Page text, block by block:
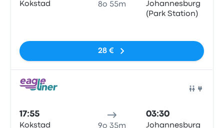
Kokstad 8o 55m
Johannesburg
(Park Station)
28 €
17:55
Kokstad 9o 35m
03:30
Johannesburg